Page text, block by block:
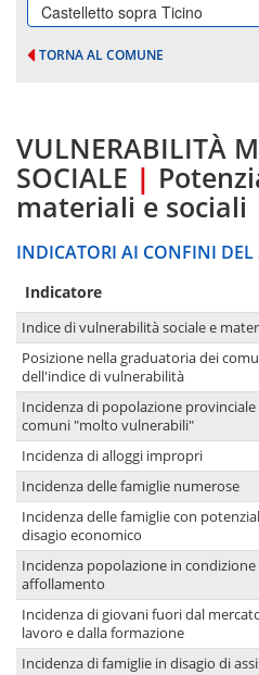
Castelletto sopra Ticino
TORNA AL COMUNE
VULNERABILITÀ
SOCIALE |
materiali e sociali
INDICATORI AI CONFINI DEL
Indicatore
Indice di vulnerabilità sociale e
Posizione nella graduatoria dei
dell'indice di vulnerabilità
Incidenza di popolazione provinciale
comuni "molto vulnerabili"
Incidenza di alloggi impropri
Incidenza delle famiglie numerose
Incidenza delle famiglie con
disagio economico
Incidenza popolazione in condizione
affollamento
Incidenza di giovani fuori dal
lavoro e dalla formazione
Incidenza di famiglie in disagio di